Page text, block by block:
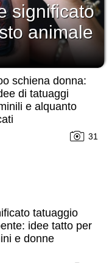
significato
animale
schiena donna:
di tatuaggi
e alquanto
31
tatuaggio
idee tatto per
e donne